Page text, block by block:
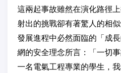
這兩起事故雖然在演化路徑
射出的挑戰卻有著驚人的相
發展進程中必然面臨的「成
網的安全理念所言：「一切
一名電氣工程專業的學生，